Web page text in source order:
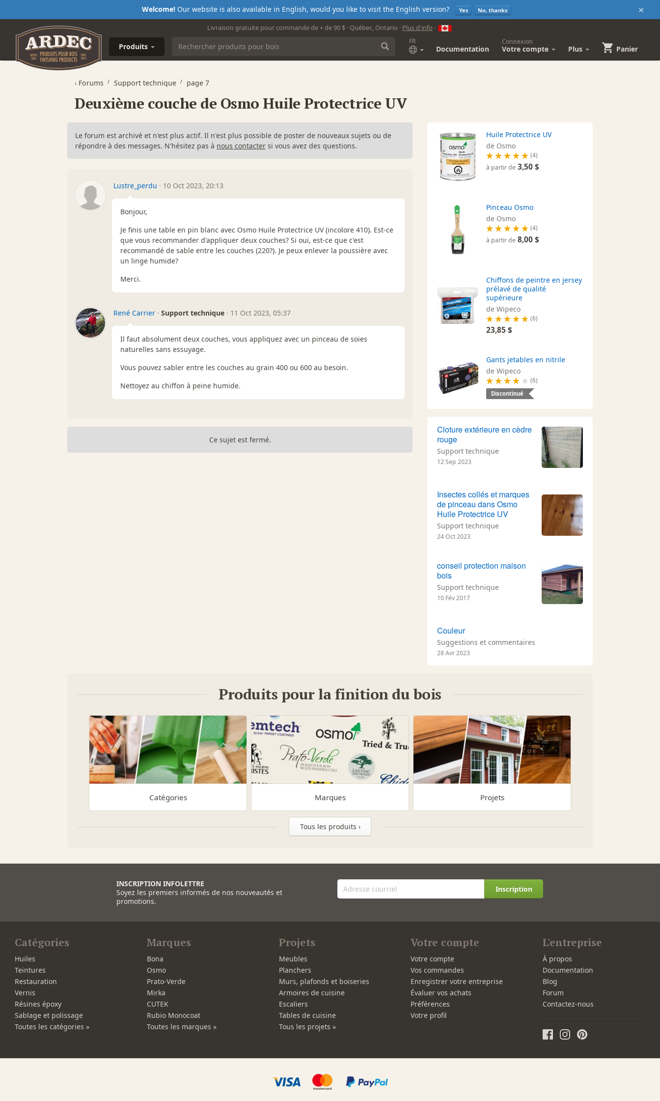
×
Welcome!Our website is also available in English, would you like to visit the English version? Yes No, thanks
Livraison gratuite pour commande de + de 90 $ · Québec, Ontario · Plus d'info ·
Produits
FR
Documentation
Connexion
Votre compte Plus Panier
‹ Forums Support technique page 7
Deuxième couche de Osmo Huile Protectrice UV
Le forum est archivé et n'est plus actif. Il n'est plus possible de poster de nouveaux sujets ou de
répondre à des messages. N'hésitez pas à nous contacter si vous avez des questions.
Lustre_perdu · 10 Oct 2023, 20:13
Bonjour,
Je finis une table en pin blanc avec Osmo Huile Protectrice UV (incolore 410). Est-ce
que vous recommander d'appliquer deux couches? Si oui, est-ce que c'est
recommandé de sable entre les couches (220?). Je peux enlever la poussière avec
un linge humide?
Merci.
René Carrier · Support technique · 11 Oct 2023, 05:37
Il faut absolument deux couches, vous appliquez avec un pinceau de soies
naturelles sans essuyage.
Vous pouvez sabler entre les couches au grain 400 ou 600 au besoin.
Nettoyez au chiffon à peine humide.
Ce sujet est fermé.
Huile Protectrice UV
de Osmo
(4)
à partir de 3,50 $
Pinceau Osmo
de Osmo
(4)
à partir de 8,00 $
Chiffons de peintre en jersey
prélavé de qualité
supérieure
de Wipeco
(6)
23,85 $
Gants jetables en nitrile
de Wipeco
(6)
Discontinué
Cloture extérieure en cèdre
rouge
Support technique
12 Sep 2023
Insectes collés et marques
de pinceau dans Osmo
Huile Protectrice UV
Support technique
24 Oct 2023
conseil protection maison
bois
Support technique
10 Fév 2017
Couleur
Suggestions et commentaires
28 Avr 2023
Produits pour la finition du bois
Catégories Marques Projets
Tous les produits ›
INSCRIPTION INFOLETTRE
Soyez les premiers informés de nos nouveautés et
promotions.
Inscription
Catégories
Huiles
Teintures
Restauration
Vernis
Résines époxy
Sablage et polissage
Toutes les catégories »
Marques
Bona
Osmo
Prato-Verde
Mirka
CUTEK
Rubio Monocoat
Toutes les marques »
Projets
Meubles
Planchers
Murs, plafonds et boiseries
Armoires de cuisine
Escaliers
Tables de cuisine
Tous les projets »
Votre compte
Votre compte
Vos commandes
Enregistrer votre entreprise
Évaluer vos achats
Préférences
Votre profil
L'entreprise
À propos
Documentation
Blog
Forum
Contactez-nous